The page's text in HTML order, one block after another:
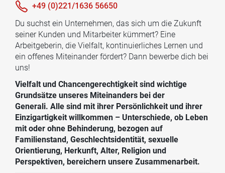
+49 (0)221/1636 56650
Du suchst ein Unternehmen, das sich um die Zukunft
seiner Kunden und Mitarbeiter kümmert? Eine
Arbeitgeberin, die Vielfalt, kontinuierliches Lernen und
ein offenes Miteinander fördert? Dann bewerbe dich bei
uns!
Vielfalt und Chancengerechtigkeit sind wichtige
Grundsätze unseres Miteinanders bei der
Generali. Alle sind mit ihrer Persönlichkeit und ihrer
Einzigartigkeit willkommen – Unterschiede, ob Leben
mit oder ohne Behinderung, bezogen auf
Familienstand, Geschlechtsidentität, sexuelle
Orientierung, Herkunft, Alter, Religion und
Perspektiven, bereichern unsere Zusammenarbeit.